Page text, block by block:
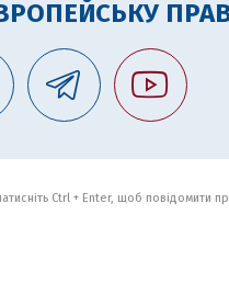
Ctrl + Enter, щоб повідомити